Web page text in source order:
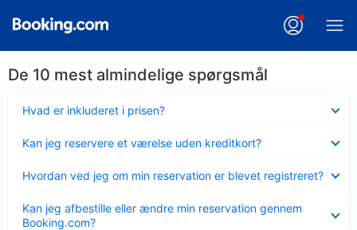
De 10 mest almindelige spørgsmål
Hvad er inkluderet i prisen?
Kan jeg reservere et værelse uden kreditkort?
Hvordan ved jeg om min reservation er blevet registreret?
Kan jeg afbestille eller ændre min reservation gennem
Booking.com?